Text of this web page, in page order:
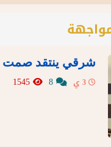
شرقي ينتقد صمت